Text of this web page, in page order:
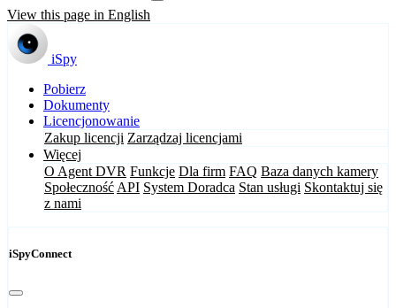
View this page in English
iSpy
Pobierz
Dokumenty
Licencjonowanie
Zakup licencji Zarządzaj licencjami
Więcej
O Agent DVR Funkcje Dla firm FAQ Baza danych kamery
Społeczność API System Doradca Stan usługi Skontaktuj się
z nami
iSpyConnect